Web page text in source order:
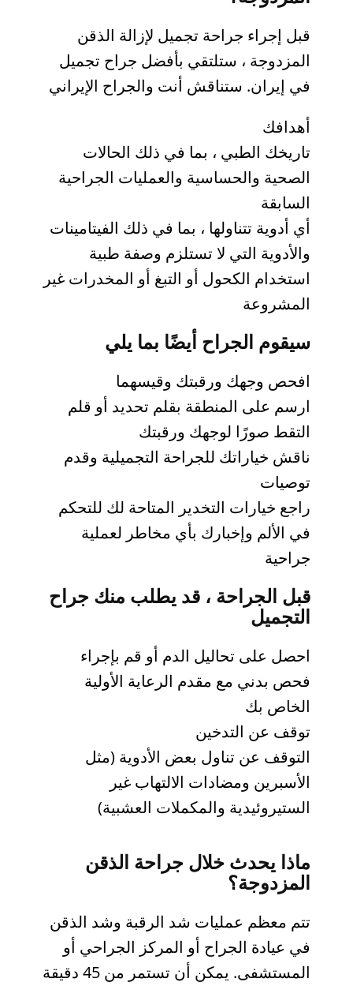
قبل إجراء جراحة تجميل لإزالة الذقن
المزدوجة ، ستلتقي بأفضل جراح تجميل
في إيران. ستناقش أنت والجراح الإيراني
أهدافك
تاريخك الطبي ، بما في ذلك الحالات
الصحية والحساسية والعمليات الجراحية
السابقة
أي أدوية تتناولها ، بما في ذلك الفيتامينات
والأدوية التي لا تستلزم وصفة طبية
استخدام الكحول أو التبغ أو المخدرات غير
المشروعة
سيقوم الجراح أيضًا بما يلي
افحص وجهك ورقبتك وقيسهما
ارسم على المنطقة بقلم تحديد أو قلم
التقط صورًا لوجهك ورقبتك
ناقش خياراتك للجراحة التجميلية وقدم
توصيات
راجع خيارات التخدير المتاحة لك للتحكم
في الألم وإخبارك بأي مخاطر لعملية
جراحية
قبل الجراحة ، قد يطلب منك جراح
التجميل
احصل على تحاليل الدم أو قم بإجراء
فحص بدني مع مقدم الرعاية الأولية
الخاص بك
توقف عن التدخين
التوقف عن تناول بعض الأدوية (مثل
الأسبرين ومضادات الالتهاب غير
الستيروئيدية والمكملات العشبية)
ماذا يحدث خلال جراحة الذقن
المزدوجة؟
تتم معظم عمليات شد الرقبة وشد الذقن
في عيادة الجراح أو المركز الجراحي أو
المستشفى. يمكن أن تستمر من 45 دقيقة